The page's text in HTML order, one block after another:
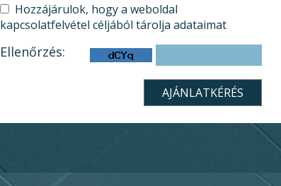
Hozzájárulok, hogy a weboldal
kapcsolatfelvétel céljából tárolja adataimat
Ellenőrzés: